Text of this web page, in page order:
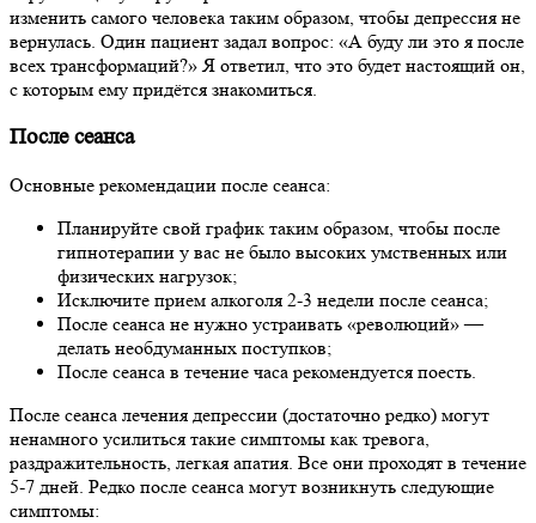
изменить самого человека таким образом, чтобы депрессия не
вернулась. Один пациент задал вопрос: «А буду ли это я после
всех трансформаций?» Я ответил, что это будет настоящий он,
с которым ему придётся знакомиться.
После сеанса
Основные рекомендации после сеанса:
Планируйте свой график таким образом, чтобы после
гипнотерапии у вас не было высоких умственных или
физических нагрузок;
Исключите прием алкоголя 2-3 недели после сеанса;
После сеанса не нужно устраивать «революций» —
делать необдуманных поступков;
После сеанса в течение часа рекомендуется поесть.
После сеанса лечения депрессии (достаточно редко) могут
ненамного усилиться такие симптомы как тревога,
раздражительность, легкая апатия. Все они проходят в течение
5-7 дней. Редко после сеанса могут возникнуть следующие
симптомы: